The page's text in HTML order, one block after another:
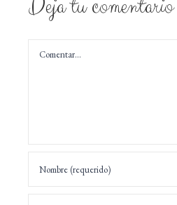
Deja tu comentario
Comentar